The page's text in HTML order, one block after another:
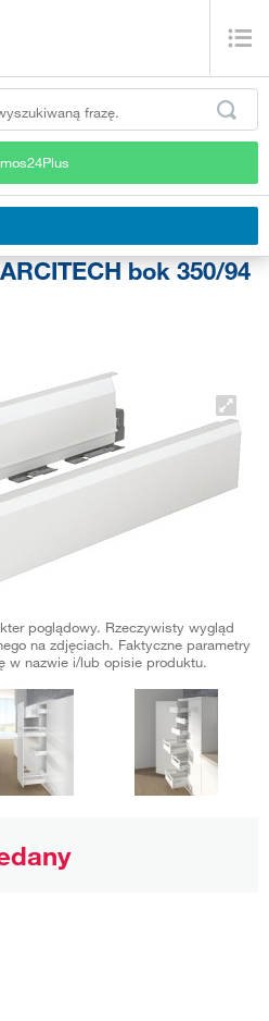
bok 350/94
poglądowy. Rzeczywisty wygląd
na zdjęciach. Faktyczne parametry
w nazwie i/lub opisie produktu.